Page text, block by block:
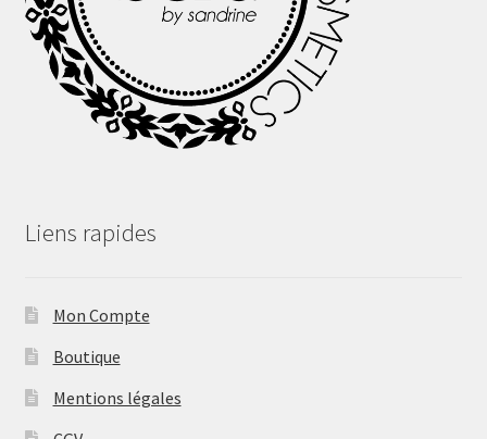
Liens rapides
Mon Compte
Boutique
Mentions légales